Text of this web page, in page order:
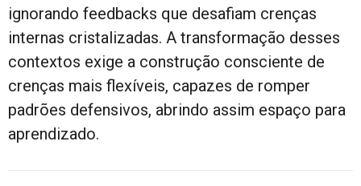
ignorando feedbacks que desafiam crenças
internas cristalizadas. A transformação desses
contextos exige a construção consciente de
crenças mais flexíveis, capazes de romper
padrões defensivos, abrindo assim espaço para
aprendizado.